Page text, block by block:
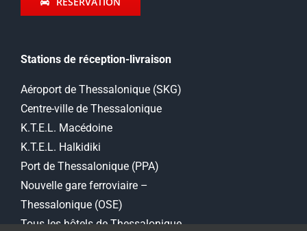
Stations de réception-livraison
Aéroport de Thessalonique (SKG)
Centre-ville de Thessalonique
K.T.E.L. Macédoine
K.T.E.L. Halkidiki
Port de Thessalonique (PPA)
Nouvelle gare ferroviaire –
Thessalonique (OSE)
Tous les hôtels de Thessalonique